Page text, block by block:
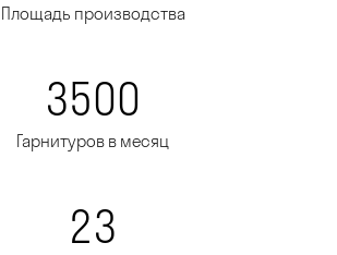
Площадь производства
3500
Гарнитуров в месяц
23